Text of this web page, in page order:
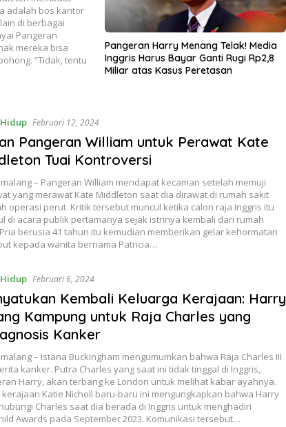
adalah bos kantor
di berbagai
Pangeran
mereka bisa
“Tidak, tentu
Pangeran Harry Menang Telak! Media
Inggris Harus Bayar Ganti Rugi Rp2,8
Miliar atas Kasus Peretasan
Februari 12, 2024
Pangeran William untuk Perawat Kate
Tuai Kontroversi
– Pangeran William mendapat kecaman setelah memuji
yang merawat Kate Middleton saat dia dirawat di rumah sakit
operasi perut. Kritik tersebut muncul ketika calon raja Inggris itu
di acara publik pertamanya sejak istrinya kembali dari rumah
berusia 41 tahun itu kemudian memberikan gelar kehormatan
kepada wanita bernama Patricia…
Februari 6, 2024
Kembali Keluarga Kerajaan: Harry
Kampung untuk Raja Charles yang
Kanker
– Istana Buckingham mengumumkan bahwa Raja Charles III
kanker. Putra Charles yang saat ini tidak tinggal di Inggris,
Harry, akan terbang ke London untuk melihat kabar ayahnya.
kerajaan Katie Nicholl baru-baru ini mengungkapkan bahwa Harry
Charles saat dia berada di Inggris untuk menghadiri
Awards pada September 2023. Komunikasi tersebut…